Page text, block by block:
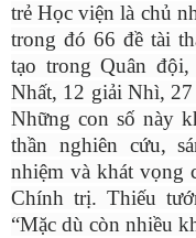
trẻ Học viện là chủ
trong đó 66 đề tài
tạo trong Quân
Nhất, 12 giải Nhì,
Những con số này
thần nghiên cứu,
nhiệm và khát vọng
Chính trị. Thiếu
“Mặc dù còn nhiều